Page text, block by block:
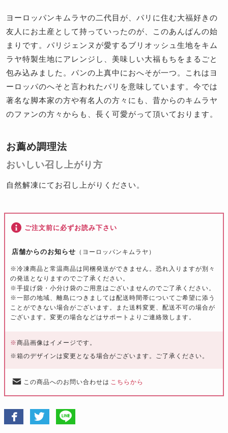
ヨーロッパンキムラヤの二代目が、パリに住む大福好きの
友人にお土産として持っていったのが、このあんぱんの始
まりです。パリジェンヌが愛するブリオッシュ生地をキム
ラヤ特製生地にアレンジし、美味しい大福もちをまるごと
包み込みました。パンの上真中におへそが一つ。これはヨ
ーロッパのへそと言われたパリを意味しています。今では
著名な脚本家の方や有名人の方々にも、昔からのキムラヤ
のファンの方々からも、長く可愛がって頂いております。
お薦め調理法
おいしい召し上がり方
自然解凍にてお召し上がりください。
ご注文前に必ずお読み下さい
店舗からのお知らせ （ヨーロッパンキムラヤ）
※冷凍商品と常温商品は同梱発送ができません。恐れ入りますが別々
の発送となりますのでご了承ください。
※手提げ袋・小分け袋のご用意はございませんのでご了承ください。
※一部の地域、離島につきましては配送時間帯についてご希望に添う
ことができない場合がございます。また送料変更、配送不可の場合が
ございます。変更の場合などはサポートよりご連絡致します。
※商品画像はイメージです。
※箱のデザインは変更となる場合がございます。ご了承ください。
この商品へのお問い合わせは こちらから